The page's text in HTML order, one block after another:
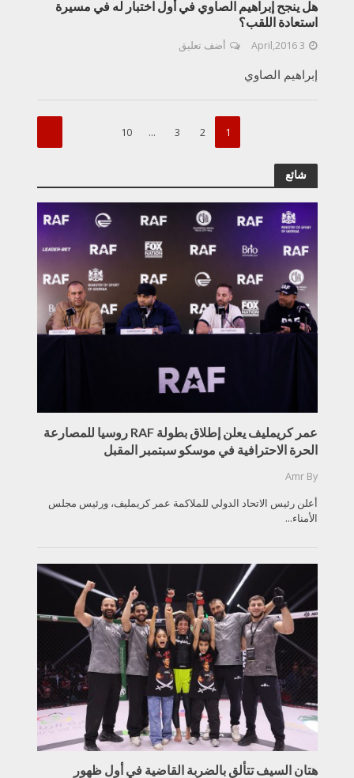
هل ينجح إبراهيم الصاوي في أول اختبار له في مسيرة
استعادة اللقب؟
3 April,2016 أضف تعليق
إبراهيم الصاوي
1
2
3
…
10
شائع
عمر كريمليف يعلن إطلاق بطولة RAF روسيا للمصارعة
الحرة الاحترافية في موسكو سبتمبر المقبل
By
Amr
أعلن رئيس الاتحاد الدولي للملاكمة عمر كريمليف، ورئيس مجلس
الأمناء...
هتان السيف تتألق بالضربة القاضية في أول ظهور